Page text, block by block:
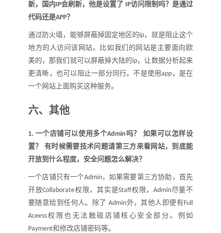
新，国内IP会刷新，他是设置了 IP访问限制吗？是通过
代码还是APP？
通过防火墙，能够屏蔽掉固定地区的ip，就是阻止这个
地方的人访问该网站。比如我们的网站是主要面向欧
美的，那我们就可以屏蔽掉大陆的ip，让数据分析起来
更清晰，也可以阻止一部分同行。不是使用app ，是在
一个网站上面购买这种服务。
六、 其他
1. 一个店铺可以使用多个Admin 吗？ 如果可以怎样设
置？ 有时候需要技术问题请第三方来看网站，到底能
开放到什么程度，安全问题怎么解决？
一个店铺只有一个Admin，如果需要第三方协助，首先
开放Collaborate权限，其实是Staff权限， Admin尽量不
要随意给到任何人。除了Admin外，其他人即便有Full
Aceess权限也无法触碰店铺核心安全部分。例如
Payment和修改店铺密码等。